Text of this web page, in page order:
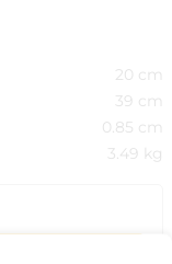
20 cm
39 cm
0.85 cm
3.49 kg